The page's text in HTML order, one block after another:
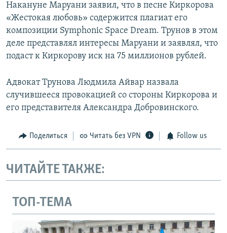
Накануне Маруани заявил, что в песне Киркорова
«Жестокая любовь» содержится плагиат его
композиции Symphonic Space Dream. Трунов в этом
деле представлял интересы Маруани и заявлял, что
подаст к Киркорову иск на 75 миллионов рублей.
Адвокат Трунова Людмила Айвар назвала
случившееся провокацией со стороны Киркорова и
его представителя Александра Добровинского.
Поделиться Читать без VPN Follow us
ЧИТАЙТЕ ТАКЖЕ:
ТОП-ТЕМА